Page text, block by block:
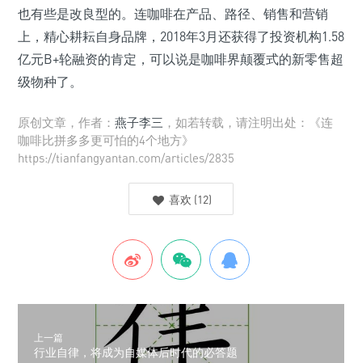
也有些是改良型的。连咖啡在产品、路径、销售和营销
上，精心耕耘自身品牌，2018年3月还获得了投资机构1.58
亿元B+轮融资的肯定，可以说是咖啡界颠覆式的新零售超
级物种了。
原创文章，作者： 燕子李三 ，如若转载，请注明出处：《连
咖啡比拼多多更可怕的4个地方》
https://tianfangyantan.com/articles/2835
喜欢 (12)
上一篇
行业自律，将成为自媒体后时代的必答题